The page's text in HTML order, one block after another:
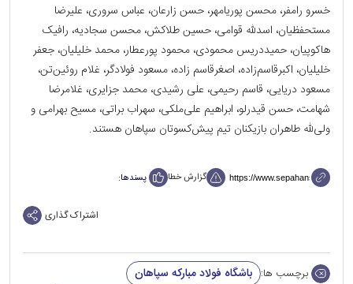
خسرو رامفر، محسن پوریامهر، حسن زارعان، عباس سروری، علیرضا
مستحفظیان، اسدلله قوامی، حسین طلاکش، محسن سجادیه، رافیک
هاکوپیان، حمیددریس محمودی، محمود پورعطار، محمد خلیلیان، جعفر
خلیلیان، اکبرقاسم‌زاده، اصغرقاسم زاده، مسعود فولادگر، غلام روئین‌تن،
مسعود دریایی، قاسم رحیمی، علی رشیدی، محمد جزایری، غلامرضا
شهامت، حسن قیدرلو، ابراهیم علی‌ملکی، سهراب براتی، مسیح بهرامی و
ولی‌لله طاهران بازیکنان تیم پیش‌کسوتان سپاهان هستند.
گزارش خطا پسندها:
اشتراک گذاری
برچسب ها: باشگاه فولاد مبارکه سپاهان